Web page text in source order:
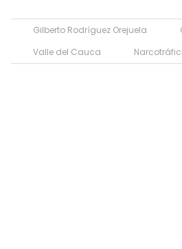
Gilberto Rodríguez Orejuela
Valle del Cauca